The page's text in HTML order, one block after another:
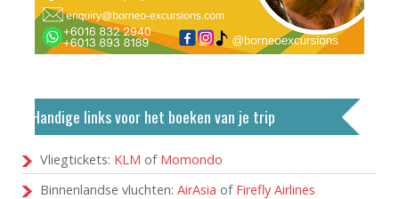
Handige links voor het boeken van je trip
Vliegtickets: KLM of Momondo
Binnenlandse vluchten: AirAsia of Firefly Airlines